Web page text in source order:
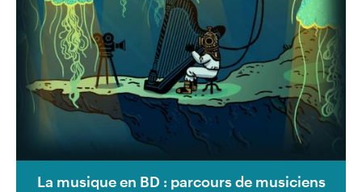
La musique en BD : parcours de musiciens